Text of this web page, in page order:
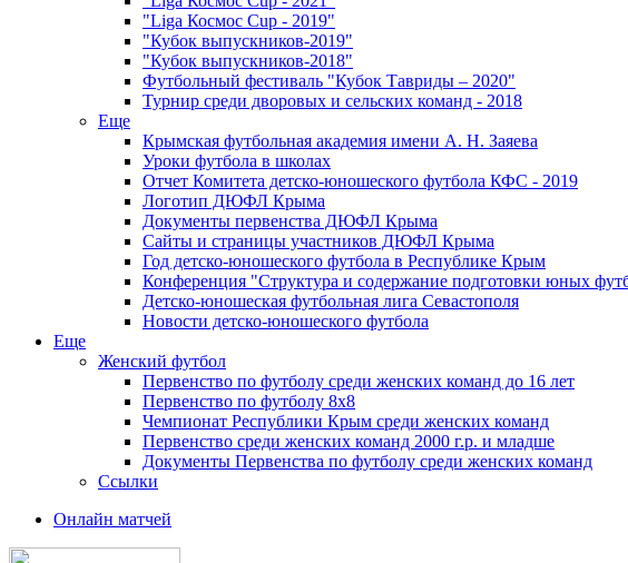
"Liga Космос Cup - 2019"
"Кубок выпускников-2019"
"Кубок выпускников-2018"
Футбольный фестиваль "Кубок Тавриды – 2020"
Турнир среди дворовых и сельских команд - 2018
Еще
Крымская футбольная академия имени А. Н. Заяева
Уроки футбола в школах
Отчет Комитета детско-юношеского футбола КФС - 2019
Логотип ДЮФЛ Крыма
Документы первенства ДЮФЛ Крыма
Сайты и страницы участников ДЮФЛ Крыма
Год детско-юношеского футбола в Республике Крым
Конференция "Структура и содержание подготовки юных
Детско-юношеская футбольная лига Севастополя
Новости детско-юношеского футбола
Еще
Женский футбол
Первенство по футболу среди женских команд до 16 лет
Первенство по футболу 8х8
Чемпионат Республики Крым среди женских команд
Первенство среди женских команд 2000 г.р. и младше
Документы Первенства по футболу среди женских команд
Ссылки
Онлайн матчей